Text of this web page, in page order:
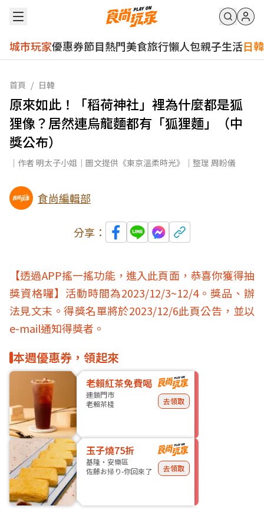
城市玩家優惠券節目熱門美食旅行懶人包親子生活日韓
首頁 / 日韓
原來如此！「稻荷神社」裡為什麼都是狐
狸像？居然連烏龍麵都有「狐狸麵」（中
獎公布）
｜作者 明太子小姐｜圖文提供《東京溫柔時光》｜整理 周盼儀
食尚編輯部
分享：
【透過APP搖一搖功能，進入此頁面，恭喜你獲得抽
獎資格囉】活動時間為2023/12/3~12/4。獎品、辦
法見文末。得獎名單將於2023/12/6此頁公告，並以
e-mail通知得獎者。
本週優惠券，領起來
老賴紅茶免費喝
連鎖門市
老賴茶棧
去領取
玉子燒75折
基隆・安樂區
佐藤お帰り-你回來了
去領取